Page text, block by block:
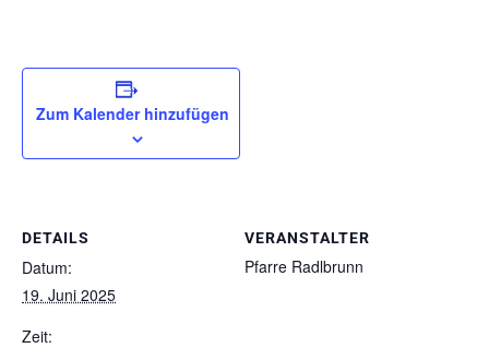
Zum Kalender hinzufügen
DETAILS
Datum:
19. Juni 2025
Zeit:
VERANSTALTER
Pfarre Radlbrunn